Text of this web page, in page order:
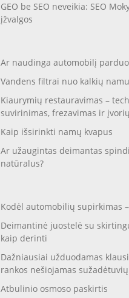
GEO be SEO neveikia: SEO
įžvalgos
Ar naudinga automobilį
Vandens filtrai nuo kalkių
Kiaurymių restauravimas –
suvirinimas, frezavimas ir
Kaip išsirinkti namų kvapus
Ar užaugintas deimantas
natūralus?
Kodėl automobilių supirkimas
Deimantinė juostelė su
kaip derinti
Dažniausiai užduodamas
rankos nešiojamas
Atbulinio osmoso paskirtis